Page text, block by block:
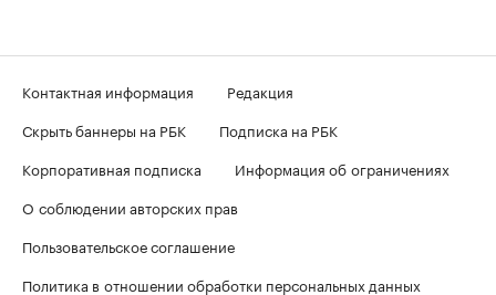
Контактная информация
Редакция
Скрыть баннеры на РБК
Подписка на РБК
Корпоративная подписка
Информация об ограничениях
О соблюдении авторских прав
Пользовательское соглашение
Политика в отношении обработки персональных данных